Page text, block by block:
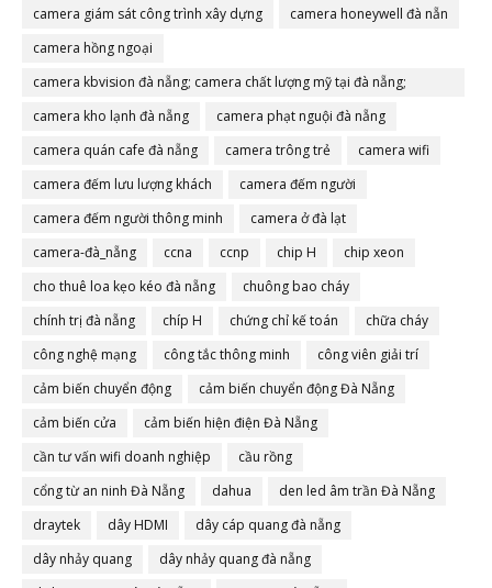
camera giám sát công trình xây dựng
camera honeywell đà nẵn
camera hồng ngoại
camera kbvision đà nẵng; camera chất lượng mỹ tại đà nẵng;
camera đà nẵng
camera kho lạnh đà nẵng
camera phạt nguội đà nẵng
camera quán cafe đà nẵng
camera trông trẻ
camera wifi
camera đếm lưu lượng khách
camera đếm người
camera đếm người thông minh
camera ở đà lạt
camera-đà_nẵng
ccna ccnp chip H
chip xeon
cho thuê loa kẹo kéo đà nẵng
chuông bao cháy
chính trị đà nẵng
chíp H chứng chỉ kế toán
chữa cháy
công nghệ mạng
công tắc thông minh
công viên giải trí
cảm biến chuyển động
cảm biến chuyển động Đà Nẵng
cảm biến cửa
cảm biến hiện điện Đà Nẵng
cần tư vấn wifi doanh nghiệp
cầu rồng
cổng từ an ninh Đà Nẵng
dahua
den led âm trần Đà Nẵng
draytek
dây HDMI
dây cáp quang đà nẵng
dây nhảy quang
dây nhảy quang đà nẵng